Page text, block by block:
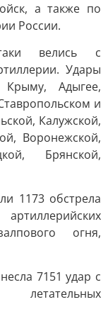
а также по
России.
велись с
Удары
Адыгее,
и
Калужской,
Воронежской,
Брянской,
1173 обстрела
огня,
7151 удар с
летательных